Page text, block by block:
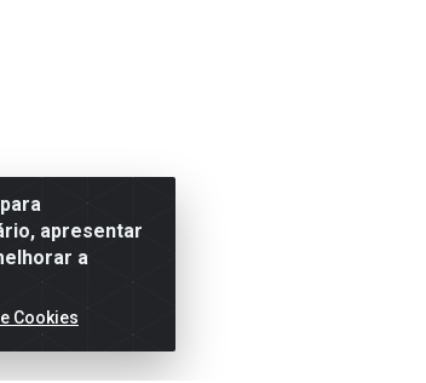
apresentar
a
Cookies